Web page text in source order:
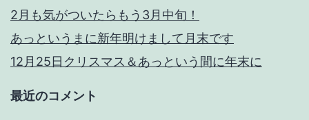
に
対
2月も気がついたらもう3月中旬！
あっというまに新年明けまして月末です
12月25日クリスマス＆あっという間に年末に
最近のコメント